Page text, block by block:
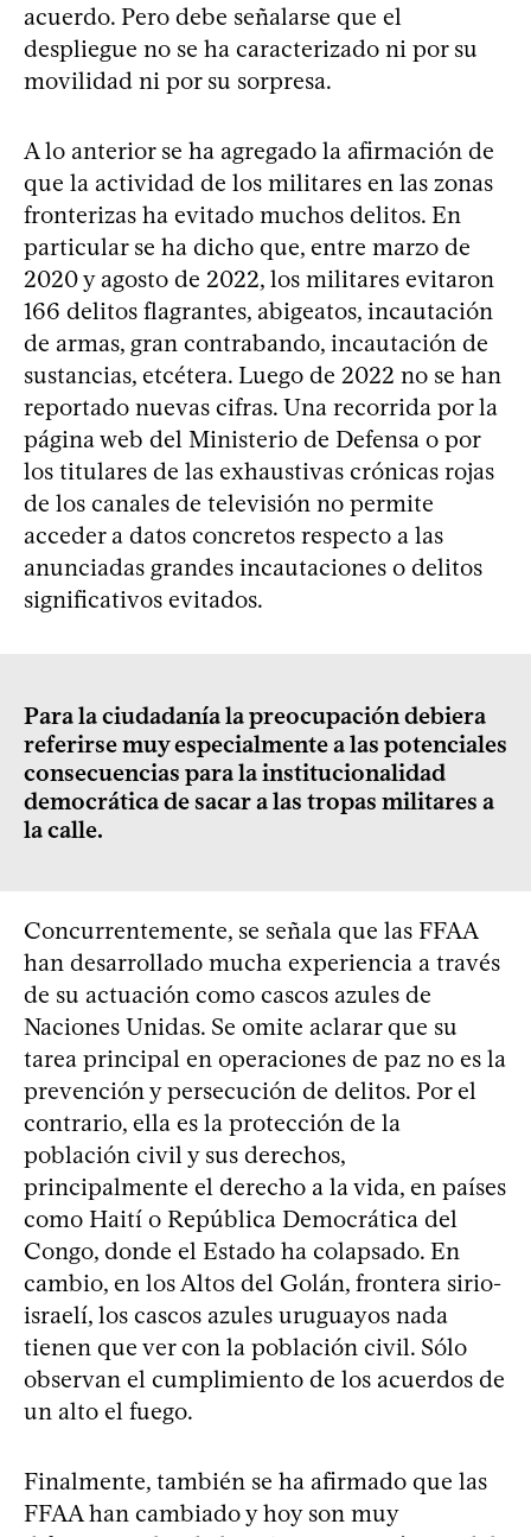
acuerdo. Pero debe señalarse que el
despliegue no se ha caracterizado ni por su
movilidad ni por su sorpresa.
A lo anterior se ha agregado la afirmación de
que la actividad de los militares en las zonas
fronterizas ha evitado muchos delitos. En
particular se ha dicho que, entre marzo de
2020 y agosto de 2022, los militares evitaron
166 delitos flagrantes, abigeatos, incautación
de armas, gran contrabando, incautación de
sustancias, etcétera. Luego de 2022 no se han
reportado nuevas cifras. Una recorrida por la
página web del Ministerio de Defensa o por
los titulares de las exhaustivas crónicas rojas
de los canales de televisión no permite
acceder a datos concretos respecto a las
anunciadas grandes incautaciones o delitos
significativos evitados.
Para la ciudadanía la preocupación debiera
referirse muy especialmente a las potenciales
consecuencias para la institucionalidad
democrática de sacar a las tropas militares a
la calle.
Concurrentemente, se señala que las FFAA
han desarrollado mucha experiencia a través
de su actuación como cascos azules de
Naciones Unidas. Se omite aclarar que su
tarea principal en operaciones de paz no es la
prevención y persecución de delitos. Por el
contrario, ella es la protección de la
población civil y sus derechos,
principalmente el derecho a la vida, en países
como Haití o República Democrática del
Congo, donde el Estado ha colapsado. En
cambio, en los Altos del Golán, frontera sirio-
israelí, los cascos azules uruguayos nada
tienen que ver con la población civil. Sólo
observan el cumplimiento de los acuerdos de
un alto el fuego.
Finalmente, también se ha afirmado que las
FFAA han cambiado y hoy son muy